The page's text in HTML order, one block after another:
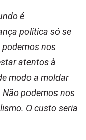
é
política só se
nos
atentos à
modo a moldar
podemos nos
O custo seria